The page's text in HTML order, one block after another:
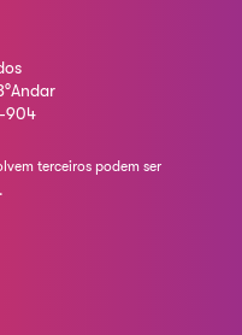
904
terceiros podem ser